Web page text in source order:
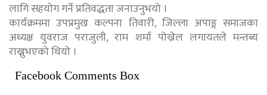
लागि सहयोग गर्ने प्रतिवद्धता जनाउनुभयो ।
कार्यक्रममा उपप्रमुख कल्पना तिवारी, जिल्ला अपाङ्ग समाजका
अध्यक्ष युवराज पराजुली, राम शर्मा पोख्रेल लगायतले मन्तब्य
राख्नुभएको थियो ।
Facebook Comments Box